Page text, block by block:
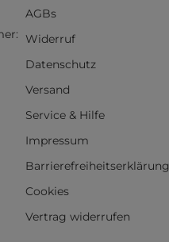
AGBs
Widerruf
Datenschutz
Versand
Service & Hilfe
Impressum
Barrierefreiheitserklärung
Cookies
Vertrag widerrufen